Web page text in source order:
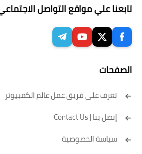
تابعنا علي مواقع التواصل
الصفحات
تعرف على فريق عمل عالم الكمبيوتر
إتصل بنا | Contact Us
سياسة الخصوصية